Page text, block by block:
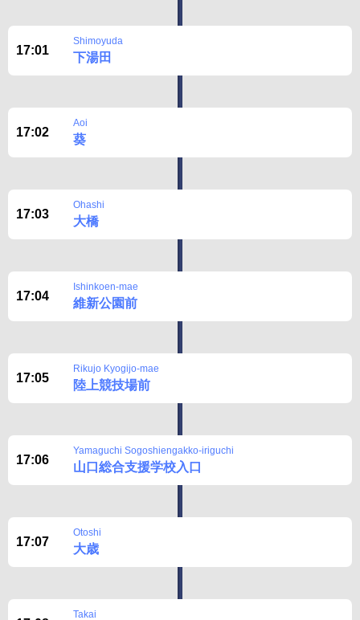
17:01
Shimoyuda
下湯田
17:02
Aoi
葵
17:03
Ohashi
大橋
17:04
Ishinkoen-mae
維新公園前
17:05
Rikujo Kyogijo-mae
陸上競技場前
17:06
Yamaguchi Sogoshiengakko-iriguchi
山口総合支援学校入口
17:07
Otoshi
大歳
Takai